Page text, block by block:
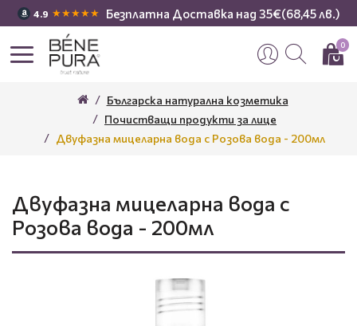
4.9 ★★★★★ Безплатна Доставка над 35€(68,45 лв.)
0
Българска натурална козметика
Почистващи продукти за лице
Двуфазна мицеларна вода с Розова вода - 200мл
Двуфазна мицеларна вода с
Розова вода - 200мл